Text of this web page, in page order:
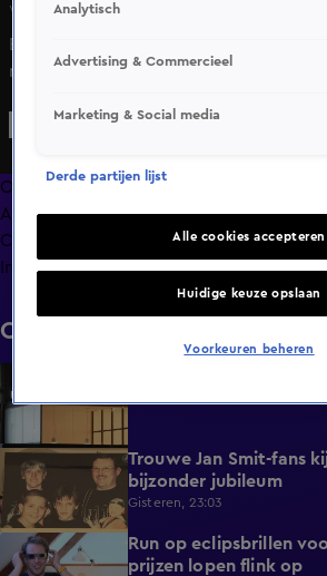
Wo 20 mei, 18:08
Een fietser is woensdagmiddag
met een auto in het Gelderse Dieren.
werd gewond op een andere locatie
Overzicht
Afleveringen
Clips
Info
Clips
Dode door brand in
1:59
Trouwe Jan Smit-fans
bijzonder jubileum
Gisteren, 23:03
2:06
Run op eclipsbrillen
prijzen lopen flink op
Analytisch
Advertising & Commercieel
Marketing & Social media
Derde partijen lijst
Alle cookies accepteren
Huidige keuze opslaan
Voorkeuren beheren